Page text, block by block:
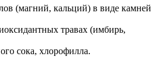
(магний, кальций) в виде камней
травах (имбирь,
сока, хлорофилла.